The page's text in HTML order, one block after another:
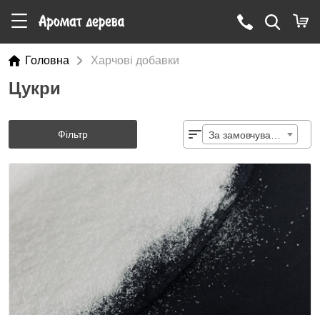
Головна Харчові добавки
Цукри
Фільтр